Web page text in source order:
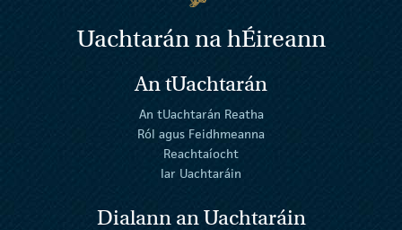
Uachtarán nahÉireann
An tUachtarán
An tUachtarán Reatha
Ról agus Feidhmeanna
Reachtaíocht
Iar Uachtaráin
Dialann an Uachtaráin